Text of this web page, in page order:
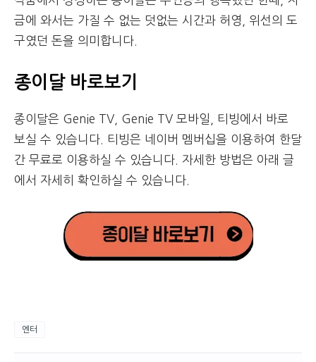
금에 와서는 가질 수 없는 덧없는 시간과 허영, 위선의 도
구였던 돈을 의미합니다.
종이달 바로보기
종이달은 Genie TV, Genie TV 모바일, 티빙에서 바로
보실 수 있습니다. 티빙은 네이버 멤버십을 이용하여 한달
간 무료로 이용하실 수 있습니다. 자세한 방법은 아래 글
에서 자세히 확인하실 수 있습니다.
엔터